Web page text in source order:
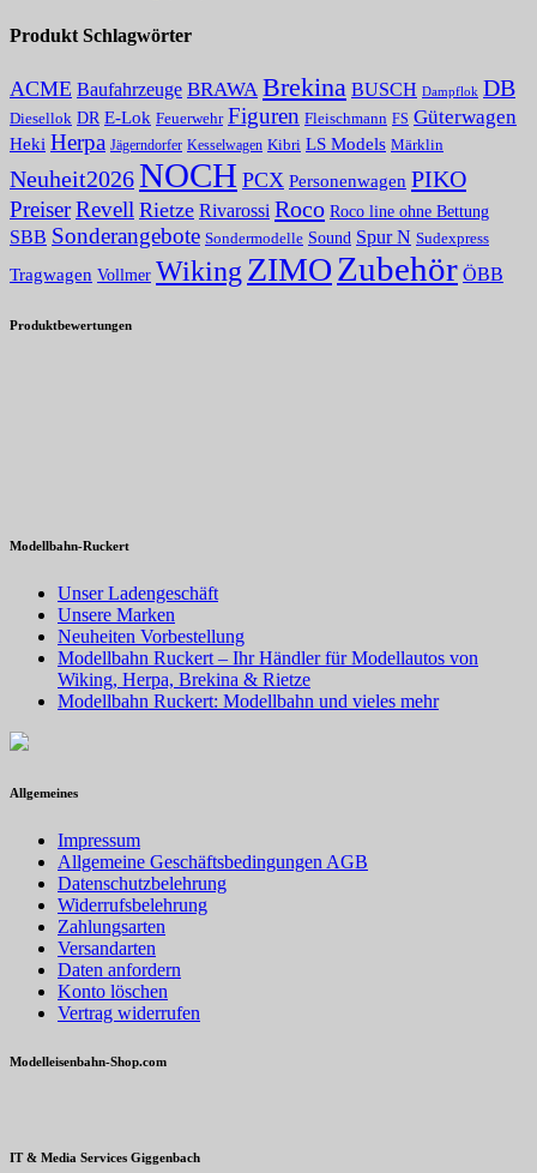
Produkt Schlagwörter
ACME Baufahrzeuge BRAWA Brekina BUSCH Dampflok DB
Diesellok DR E-Lok Feuerwehr Figuren Fleischmann FS Güterwagen
Heki Herpa Jägerndorfer Kesselwagen Kibri LS Models Märklin
Neuheit2026NOCH PCX Personenwagen PIKO
PreiserRevell Rietze Rivarossi Roco Roco line ohne Bettung
SBB Sonderangebote Sondermodelle Sound Spur N Sudexpress
Tragwagen Vollmer Wiking ZIMOZubehör ÖBB
Produktbewertungen
Modellbahn-Ruckert
Unser Ladengeschäft
Unsere Marken
Neuheiten Vorbestellung
Modellbahn Ruckert – Ihr Händler für Modellautos von
Wiking, Herpa, Brekina & Rietze
Modellbahn Ruckert: Modellbahn und vieles mehr
Allgemeines
Impressum
Allgemeine Geschäftsbedingungen AGB
Datenschutzbelehrung
Widerrufsbelehrung
Zahlungsarten
Versandarten
Daten anfordern
Konto löschen
Vertrag widerrufen
Modelleisenbahn-Shop.com
IT & Media Services Giggenbach